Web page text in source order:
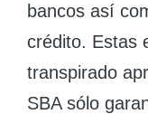
bancos así­
crédito. Estas
transpirado
SBA sólo